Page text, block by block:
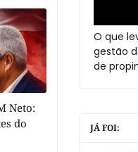
Neto:
do
O que
gestão
de
JÁ FOI: